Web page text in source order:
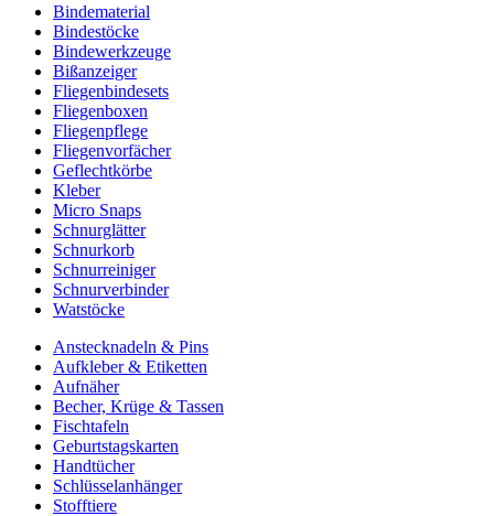
Bindematerial
Bindestöcke
Bindewerkzeuge
Bißanzeiger
Fliegenbindesets
Fliegenboxen
Fliegenpflege
Fliegenvorfächer
Geflechtkörbe
Kleber
Micro Snaps
Schnurglätter
Schnurkorb
Schnurreiniger
Schnurverbinder
Watstöcke
Anstecknadeln & Pins
Aufkleber & Etiketten
Aufnäher
Becher, Krüge & Tassen
Fischtafeln
Geburtstagskarten
Handtücher
Schlüsselanhänger
Stofftiere